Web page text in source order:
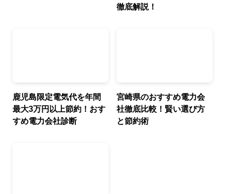
徹底解説！
鹿児島限定電気代を年間
最大3万円以上節約！おす
すめ電力会社診断
宮崎県のおすすめ電力会
社徹底比較！賢い選び方
と節約術